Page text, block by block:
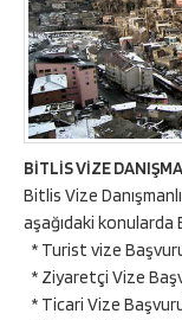
BİTLİS VİZE
Bitlis Vize
aşağıdaki
* Turist vize
* Ziyaretçi Vize
* Ticari Vize